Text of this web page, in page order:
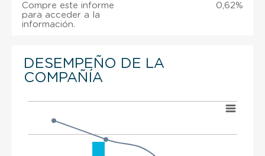
Compre este informe
para acceder a la
información.
0,62%
DESEMPEÑO DE LA
COMPAÑÍA